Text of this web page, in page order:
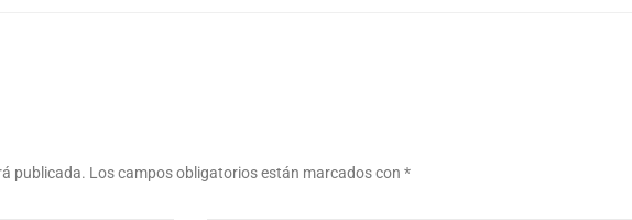
publicada. Los campos obligatorios están marcados con *